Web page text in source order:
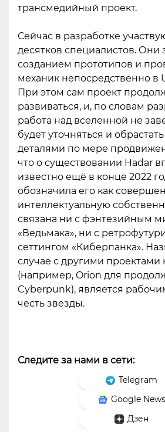
трансмедийный проект.
Сейчас в разработке
десятков специалистов. Они
созданием прототипов и
механик непосредственно в
При этом сам проект
развиваться, и, по словам
работа над вселенной не
будет уточняться и
деталями по мере
что о существовании Hadar
известно ещё в конце 2022
обозначила его как
интеллектуальную
связана ни с фэнтезийным
«Ведьмака», ни с
сеттингом «Киберпанка».
случае с другими проектами
(например, Orion для
Cyberpunk), является
честь звезды.
Следите за нами в сети:
Telegram
Google News
Дзен